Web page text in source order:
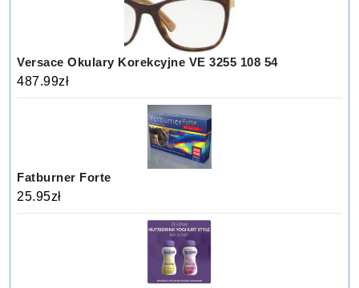
Versace Okulary Korekcyjne VE 3255 108 54
487.99zł
Fatburner Forte
25.95zł